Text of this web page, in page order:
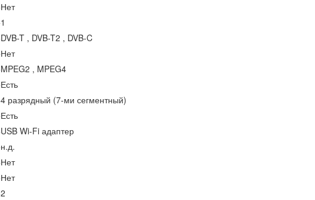
Нет
1
DVB-T , DVB-T2 , DVB-C
Нет
MPEG2 , MPEG4
Есть
4 разрядный (7-ми сегментный)
Есть
USB Wi-Fi адаптер
н.д.
Нет
Нет
2